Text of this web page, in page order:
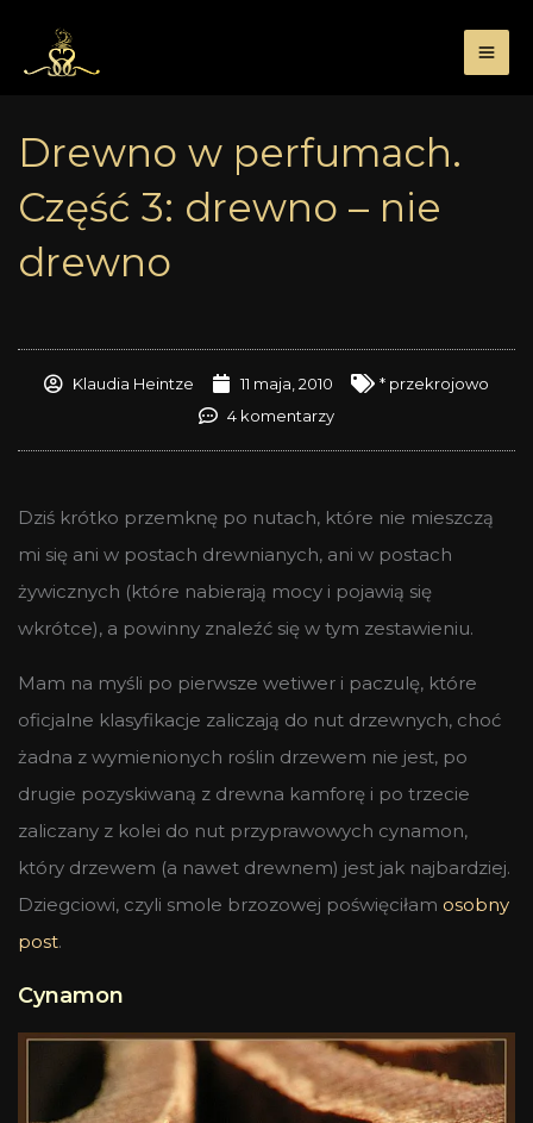
treści
Drewno w perfumach.
Część 3: drewno – nie
drewno
Klaudia Heintze 11 maja, 2010
* przekrojowo
4 komentarzy
Dziś krótko przemknę po nutach, które nie mieszczą
mi się ani w postach drewnianych, ani w postach
żywicznych (które nabierają mocy i pojawią się
wkrótce), a powinny znaleźć się w tym zestawieniu.
Mam na myśli po pierwsze wetiwer i paczulę, które
oficjalne klasyfikacje zaliczają do nut drzewnych, choć
żadna z wymienionych roślin drzewem nie jest, po
drugie pozyskiwaną z drewna kamforę i po trzecie
zaliczany z kolei do nut przyprawowych cynamon,
który drzewem (a nawet drewnem) jest jak najbardziej.
Dziegciowi, czyli smole brzozowej poświęciłam osobny
post.
Cynamon